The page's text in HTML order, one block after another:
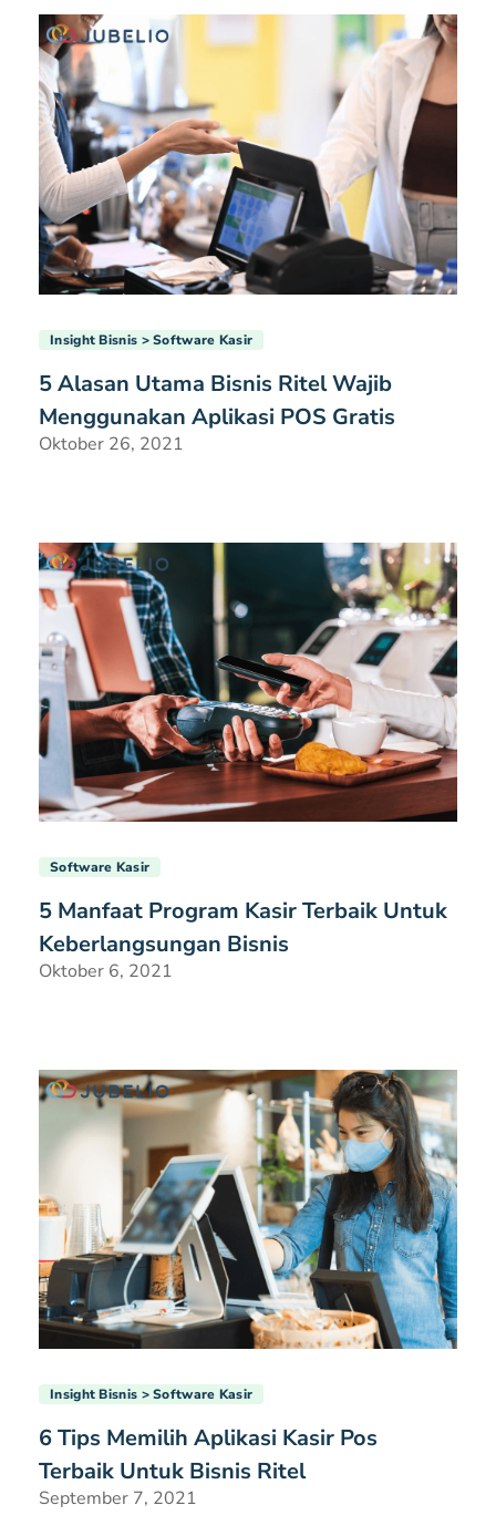
Insight Bisnis Software Kasir
5 Alasan Utama Bisnis Ritel Wajib
Menggunakan Aplikasi POS Gratis
Oktober 26, 2021
Software Kasir
5 Manfaat Program Kasir Terbaik Untuk
Keberlangsungan Bisnis
Oktober 6, 2021
Insight Bisnis Software Kasir
6 Tips Memilih Aplikasi Kasir Pos
Terbaik Untuk Bisnis Ritel
September 7, 2021